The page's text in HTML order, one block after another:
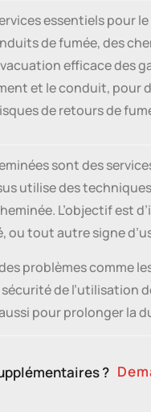
essentiels pour
de fumée, des
efficace des
et le conduit, pour
de retours de
sont des
utilise des
L’objectif est
ou tout autre signe
problèmes comme
de
pour prolonger la
?